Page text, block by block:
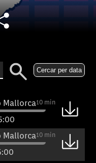
Cercar per data
Mallorca10 min
Mallorca10 min